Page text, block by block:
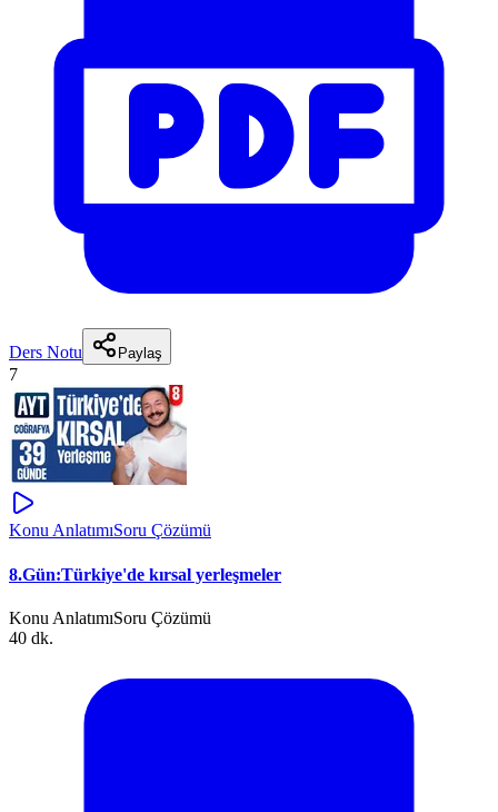
Ders Notu Paylaş
7
Konu AnlatımıSoru Çözümü
8.Gün:Türkiye'de kırsal yerleşmeler
Konu AnlatımıSoru Çözümü
40 dk.